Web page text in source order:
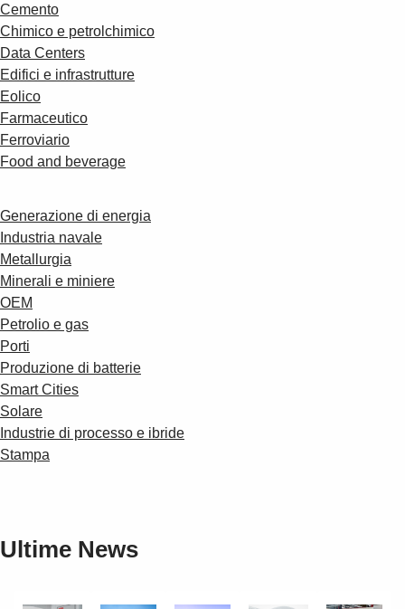
Cemento
Chimico e petrolchimico
Data Centers
Edifici e infrastrutture
Eolico
Farmaceutico
Ferroviario
Food and beverage
Generazione di energia
Industria navale
Metallurgia
Minerali e miniere
OEM
Petrolio e gas
Porti
Produzione di batterie
Smart Cities
Solare
Industrie di processo e ibride
Stampa
Ultime News